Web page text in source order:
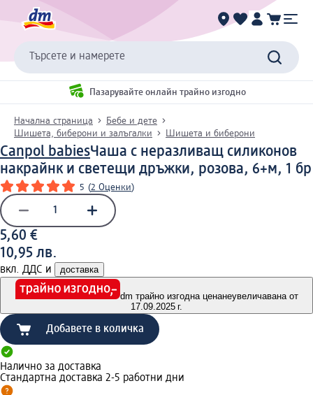
Търсете и намерете
Пазарувайте онлайн трайно изгодно
Начална страница
Бебе и дете
Шишета, биберони и залъгалки
Шишета и биберони
Canpol babiesЧаша с неразливащ силиконов
накрайнк и светещи дръжки, розова, 6+м, 1 бр
5 (2 Оценки)
5,60 €
10,95 лв.
вкл. ДДС и доставка
dm трайно изгодна ценанеувеличавана от
17.09.2025 г.
Добавете в количка
Налично за доставка
Стандартна доставка 2-5 работни дни